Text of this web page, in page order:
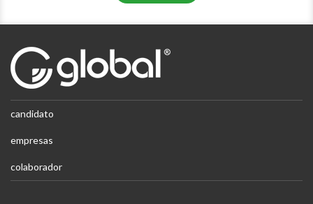
candidato
empresas
colaborador